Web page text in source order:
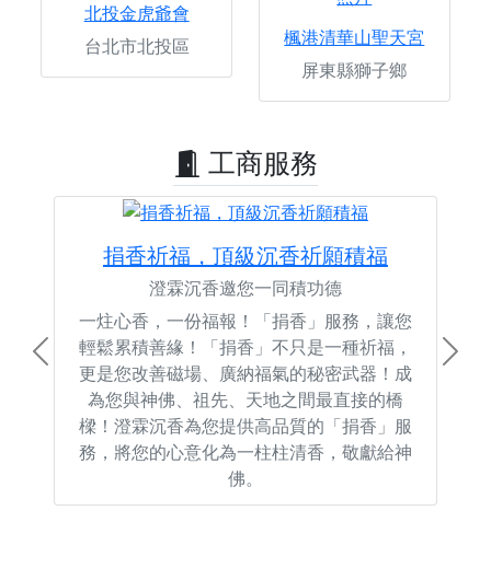
北投金虎爺會
台北市北投區
楓港清華山聖天宮
屏東縣獅子鄉
工商服務
捐香祈福，頂級沉香祈願積福
澄霖沉香邀您一同積功德
一炷心香，一份福報！「捐香」服務，讓您
輕鬆累積善緣！「捐香」不只是一種祈福，
更是您改善磁場、廣納福氣的秘密武器！成
為您與神佛、祖先、天地之間最直接的橋
樑！澄霖沉香為您提供高品質的「捐香」服
務，將您的心意化為一柱柱清香，敬獻給神
佛。
Previous Next